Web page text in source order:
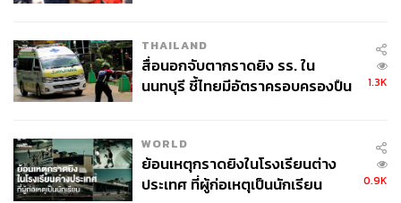
THAILAND
สื่อนอกจับตากราดยิง รร. ใน
นนทบุรี ชี้ไทยมีอัตราครอบครองปืน
1.3K
WORLD
ย้อนเหตุกราดยิงในโรงเรียนต่าง
ประเทศ ที่ผู้ก่อเหตุเป็นนักเรียน
0.9K